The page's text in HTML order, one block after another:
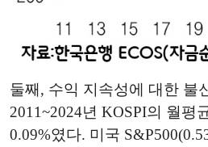
둘째, 수익 지속성에 대한 불
2011~2024년 KOSPI의 월평
0.09%였다. 미국